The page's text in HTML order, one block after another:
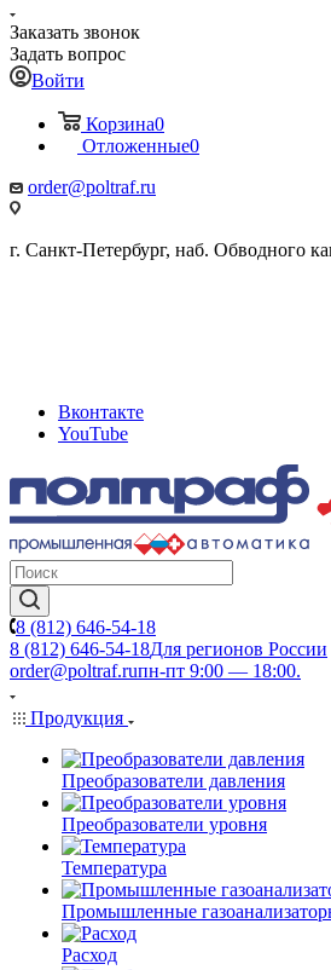
Заказать звонок
Задать вопрос
Войти
Корзина0
Отложенные0
order@poltraf.ru
г. Санкт-Петербург, наб. Обводного
Вконтакте
YouTube
8 (812) 646-54-18
8 (812) 646-54-18Для регионов России
order@poltraf.ruпн-пт 9:00 — 18:00.
Продукция
Преобразователи давления
Преобразователи уровня
Температура
Промышленные
Расход